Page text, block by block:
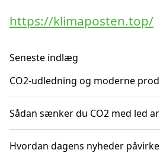
https://klimaposten.top/
Seneste indlæg
CO2-udledning og moderne
Sådan sænker du CO2 med led
Hvordan dagens nyheder